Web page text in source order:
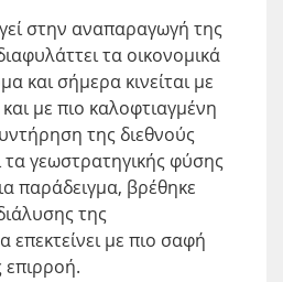
στην αναπαραγωγή της
τα οικονομικά
και σήμερα κινείται με
με πιο καλοφτιαγμένη
της διεθνούς
τα γεωστρατηγικής φύσης
παράδειγμα, βρέθηκε
της
επεκτείνει με πιο σαφή
επιρροή.